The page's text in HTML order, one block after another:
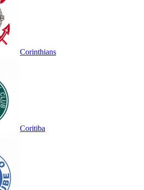
Corinthians
Coritiba